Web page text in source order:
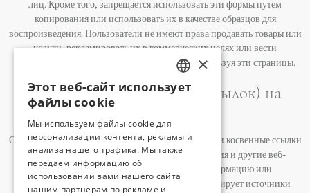
лиц. Кроме того, запрещается использовать эти формы путем
копирования или использовать их в качестве образцов для
воспроизведения. Пользователи не имеют права продавать товары или
услуги, рекламировать их в коммерческих целях или вести
аналогичную коммерческую деятельность, используя эти страницы.
4. Относительно ссылок (ссылок) на
сайты третьих лиц
Сайт utopiahotels.com может содержать прямые или косвенные ссылки
на сторонние веб-сайты, мобильные приложения и другие веб-
сайты. Цель этих ссылок предоставить информацию или
рекламу. Поскольку utopiahotels.com не контролирует источники
TURKISH
GERMAN
×
Этот веб-сайт использует
файлы cookie
Мы используем файлы cookie для
персонализации контента, рекламы и
анализа нашего трафика. Мы также
передаем информацию об
использовании вами нашего сайта
нашим партнерам по рекламе и